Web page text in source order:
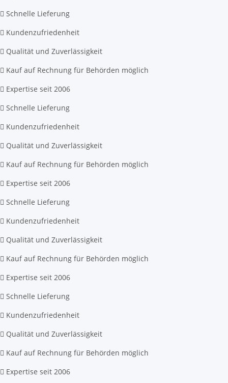
Schnelle Lieferung
Kundenzufriedenheit
Qualität und Zuverlässigkeit
Kauf auf Rechnung für Behörden möglich
Expertise seit 2006
Schnelle Lieferung
Kundenzufriedenheit
Qualität und Zuverlässigkeit
Kauf auf Rechnung für Behörden möglich
Expertise seit 2006
Schnelle Lieferung
Kundenzufriedenheit
Qualität und Zuverlässigkeit
Kauf auf Rechnung für Behörden möglich
Expertise seit 2006
Schnelle Lieferung
Kundenzufriedenheit
Qualität und Zuverlässigkeit
Kauf auf Rechnung für Behörden möglich
Expertise seit 2006